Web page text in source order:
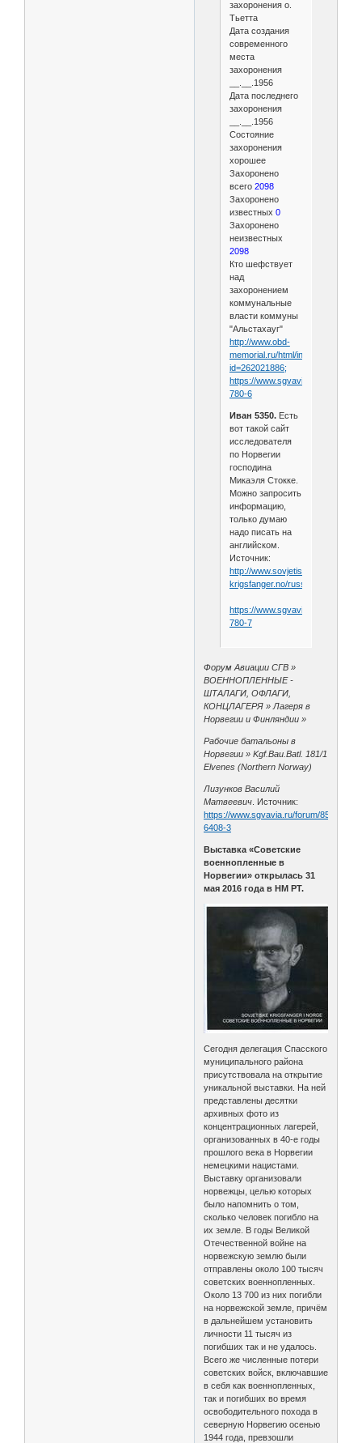
захоронения о.
Тьетта
Дата создания
современного
места
захоронения
__.__.1956
Дата последнего
захоронения
__.__.1956
Состояние
захоронения
хорошее
Захоронено
всего 2098
Захоронено
известных 0
Захоронено
неизвестных
2098
Кто шефствует
над
захоронением
коммунальные
власти коммуны
"Альстахауг"
http://www.obd-
memorial.ru/html/info.htm?
id=262021886;
https://www.sgvavia.ru/forum/
780-6
Иван 5350.Есть
вот такой сайт
исследователя
по Норвегии
господина
Микаэля Стокке.
Можно запросить
информацию,
только думаю
надо писать на
английском.
Источник:
http://www.sovjetiske-
krigsfanger.no/russisk.htm.
https://www.sgvavia.ru/forum/
780-7
Форум Авиации СГВ »
ВОЕННОПЛЕННЫЕ -
ШТАЛАГИ, ОФЛАГИ,
КОНЦЛАГЕРЯ » Лагеря в
Норвегии и Финляндии »
Рабочие батальоны в
Норвегии » Kgf.Bau.Batl. 181/1
Elvenes (Northern Norway)
Лизунков Василий
Матвеевич . Источник:
https://www.sgvavia.ru/forum/850-
6408-3
Выставка «Советские
военнопленные в
Норвегии» открылась 31
мая 2016 года в НМ РТ.
Сегодня делегация Спасского
муниципального района
присутствовала на открытие
уникальной выставки. На ней
представлены десятки
архивных фото из
концентрационных лагерей,
организованных в 40-е годы
прошлого века в Норвегии
немецкими нацистами.
Выставку организовали
норвежцы, целью которых
было напомнить о том,
сколько человек погибло на
их земле. В годы Великой
Отечественной войне на
норвежскую землю были
отправлены около 100 тысяч
советских военнопленных.
Около 13 700 из них погибли
на норвежской земле, причём
в дальнейшем установить
личности 11 тысяч из
погибших так и не удалось.
Всего же численные потери
советских войск, включавшие
в себя как военнопленных,
так и погибших во время
освободительного похода в
северную Норвегию осенью
1944 года, превзошли